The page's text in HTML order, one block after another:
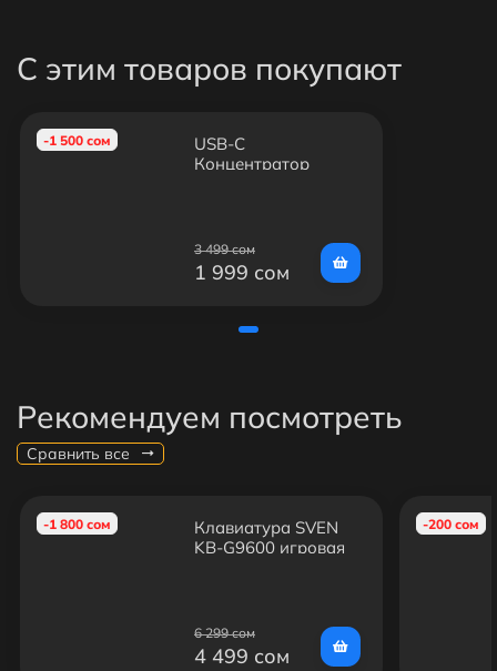
С этим товаров покупают
-1 500 сом
USB-C
Концентратор
3 499 сом
1 999 сом
Рекомендуем посмотреть
Сравнить все
-1 800 сом
Клавиатура SVEN
KB-G9600 игровая
6 299 сом
4 499 сом
-200 сом